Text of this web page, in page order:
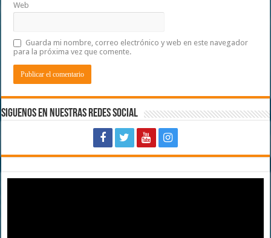
Web
Guarda mi nombre, correo electrónico y web en este navegador
para la próxima vez que comente.
Siguenos en Nuestras Redes Social